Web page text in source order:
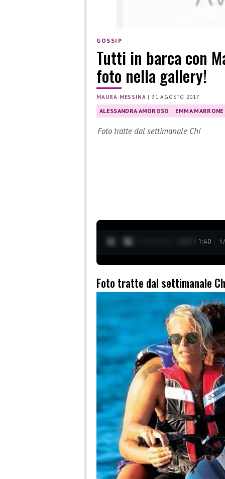
GOSSIP
Tutti in barca con
foto nella gallery!
MAURA MESSINA | 31 AGOSTO 2017
ALESSANDRA AMOROSO EMMA MARRONE
Foto tratte dal settimanale Chi
0:28 / 1:40 1 /
Foto tratte dal settimanale